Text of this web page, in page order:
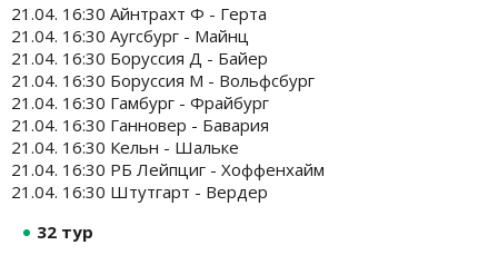
21.04. 16:30 Айнтрахт Ф - Герта
21.04. 16:30 Аугсбург - Майнц
21.04. 16:30 Боруссия Д - Байер
21.04. 16:30 Боруссия М - Вольфсбург
21.04. 16:30 Гамбург - Фрайбург
21.04. 16:30 Ганновер - Бавария
21.04. 16:30 Кельн - Шальке
21.04. 16:30 РБ Лейпциг - Хоффенхайм
21.04. 16:30 Штутгарт - Вердер
32 тур